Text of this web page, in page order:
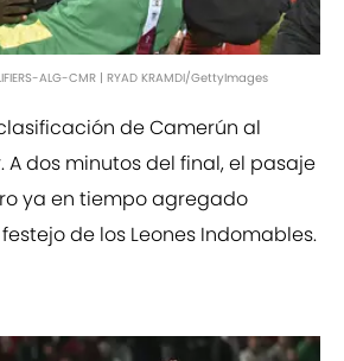
ALG-CMR | RYAD KRAMDI/GettyImages
de Camerún al
A dos minutos del final, el pasaje
ya en tiempo agregado
de los Leones Indomables.